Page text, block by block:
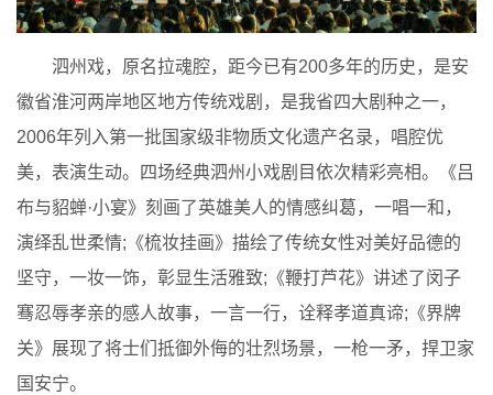
泗州戏，原名拉魂腔，距今已有200多年的历史，是安
徽省淮河两岸地区地方传统戏剧，是我省四大剧种之一，
2006年列入第一批国家级非物质文化遗产名录，唱腔优
美，表演生动。四场经典泗州小戏剧目依次精彩亮相。《吕
布与貂蝉·小宴》刻画了英雄美人的情感纠葛，一唱一和，
演绎乱世柔情;《梳妆挂画》描绘了传统女性对美好品德的
坚守，一妆一饰，彰显生活雅致;《鞭打芦花》讲述了闵子
骞忍辱孝亲的感人故事，一言一行，诠释孝道真谛;《界牌
关》展现了将士们抵御外侮的壮烈场景，一枪一矛，捍卫家
国安宁。